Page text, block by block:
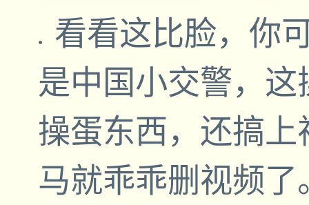
看看这比脸，你
是中国小交警，
操蛋东西，还搞
马就乖乖删视频